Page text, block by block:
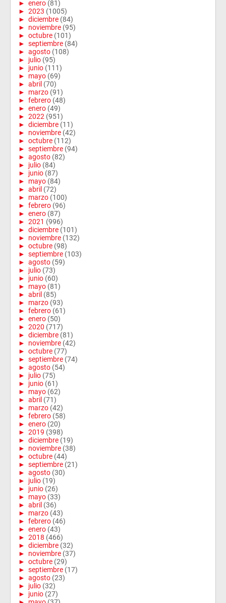
► enero (81)
► 2023 (1005)
► diciembre (84)
► noviembre (95)
► octubre (101)
► septiembre (84)
► agosto (108)
► julio (95)
► junio (111)
► mayo (69)
► abril (70)
► marzo (91)
► febrero (48)
► enero (49)
► 2022 (951)
► diciembre (11)
► noviembre (42)
► octubre (112)
► septiembre (94)
► agosto (82)
► julio (84)
► junio (87)
► mayo (84)
► abril (72)
► marzo (100)
► febrero (96)
► enero (87)
► 2021 (996)
► diciembre (101)
► noviembre (132)
► octubre (98)
► septiembre (103)
► agosto (59)
► julio (73)
► junio (60)
► mayo (81)
► abril (85)
► marzo (93)
► febrero (61)
► enero (50)
► 2020 (717)
► diciembre (81)
► noviembre (42)
► octubre (77)
► septiembre (74)
► agosto (54)
► julio (75)
► junio (61)
► mayo (62)
► abril (71)
► marzo (42)
► febrero (58)
► enero (20)
► 2019 (398)
► diciembre (19)
► noviembre (38)
► octubre (44)
► septiembre (21)
► agosto (30)
► julio (19)
► junio (26)
► mayo (33)
► abril (36)
► marzo (43)
► febrero (46)
► enero (43)
► 2018 (466)
► diciembre (32)
► noviembre (37)
► octubre (29)
► septiembre (17)
► agosto (23)
► julio (32)
► junio (27)